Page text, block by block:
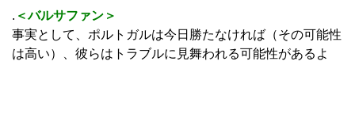
. ＜バルサファン＞
事実として、ポルトガルは今日勝たなければ（その可能性
は高い）、彼らはトラブルに見舞われる可能性があるよ